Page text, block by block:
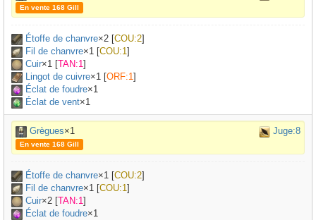
En vente 168 Gill
Étoffe de chanvre×2 [COU:2]
Fil de chanvre×1 [COU:1]
Cuir×1 [TAN:1]
Lingot de cuivre×1 [ORF:1]
Éclat de foudre×1
Éclat de vent×1
Grègues×1 Juge:8
En vente 168 Gill
Étoffe de chanvre×1 [COU:2]
Fil de chanvre×1 [COU:1]
Cuir×2 [TAN:1]
Éclat de foudre×1